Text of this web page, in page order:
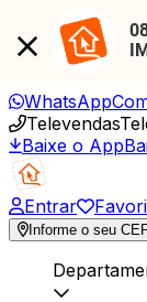
WhatsApp
Televendas
Baixe o App
Entrar
Informe o seu